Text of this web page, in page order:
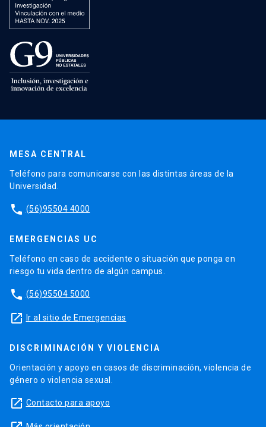
MESA CENTRAL
Teléfono para comunicarse con las distintas áreas de la
Universidad.
phone (56)95504 4000
EMERGENCIAS UC
Teléfono en caso de accidente o situación que ponga en
riesgo tu vida dentro de algún campus.
phone (56)95504 5000
launch Ir al sitio de Emergencias
DISCRIMINACIÓN Y VIOLENCIA
Orientación y apoyo en casos de discriminación, violencia de
género o violencia sexual.
launch Contacto para apoyo